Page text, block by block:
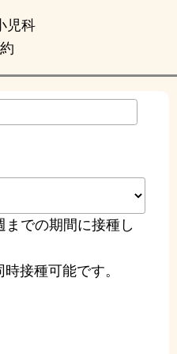
児科
までの期間に接種し
接種可能です。